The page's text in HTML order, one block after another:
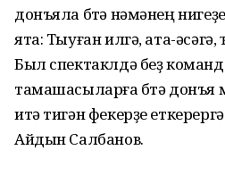
донъяла бөтә нәмәнең
ята: Тыуған илгә, ата-әсәгә,
Был спектаклдә беҙ
тамашасыларға бөтә донъя
итә тигән фекерҙе
Айдын Салбанов.